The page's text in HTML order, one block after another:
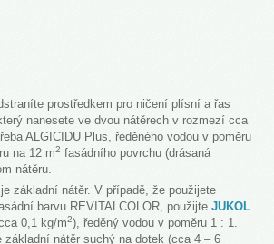
SLOVENČINA (SLOVAK)
SLOVENŠČINA
(SLOVENIAN)
prostředkem pro ničení plísní a řas
nanesete ve dvou nátěrech v rozmezí cca
ALGICIDU Plus, ředěného vodou v poměru
na 12 m2 fasádního povrchu (drásaná
nátěru.
základní nátěr. V případě, že použijete
barvu REVITALCOLOR, použijte JUKOL
0,1 kg/m2), ředěný vodou v poměru 1 : 1.
základní nátěr suchý na dotek (cca 4 – 6